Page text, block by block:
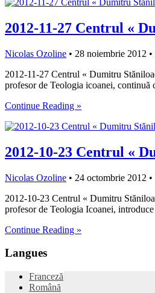
2012-11-27 Centrul «
Nicolas Ozoline • 28 noiembrie 2012 •
2012-11-27 Centrul « Dumitru
profesor de Teologia icoanei,
Continue Reading »
2012-10-23 Centrul «
Nicolas Ozoline • 24 octombrie 2012 •
2012-10-23 Centrul « Dumitru
profesor de Teologia Icoanei,
Continue Reading »
Langues
Franceză
Română